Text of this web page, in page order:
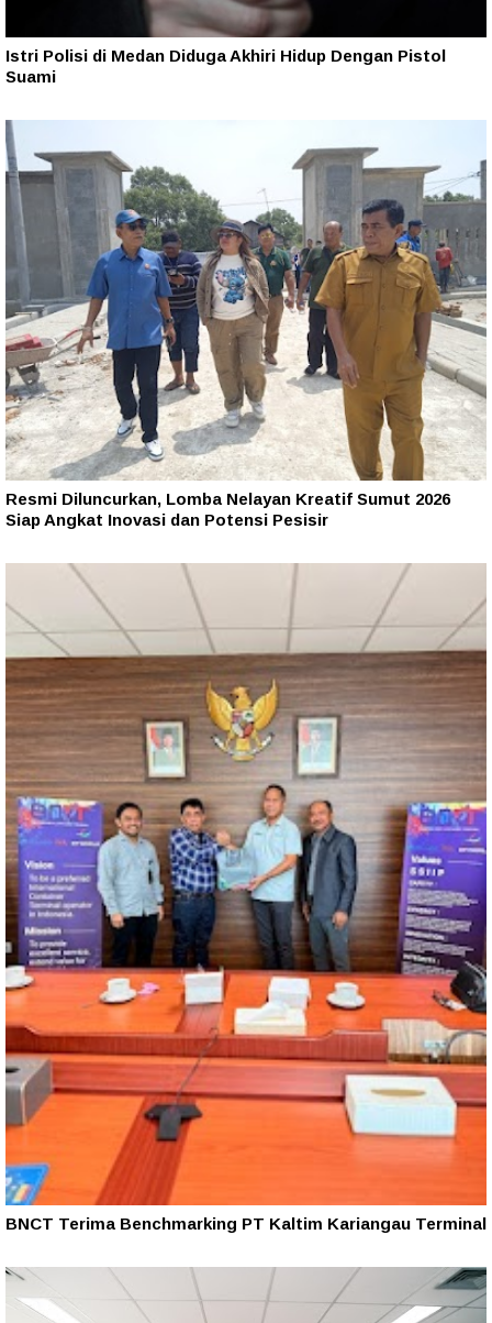
Istri Polisi di Medan Diduga Akhiri Hidup Dengan Pistol
Suami
Resmi Diluncurkan, Lomba Nelayan Kreatif Sumut 2026
Siap Angkat Inovasi dan Potensi Pesisir
BNCT Terima Benchmarking PT Kaltim Kariangau Terminal